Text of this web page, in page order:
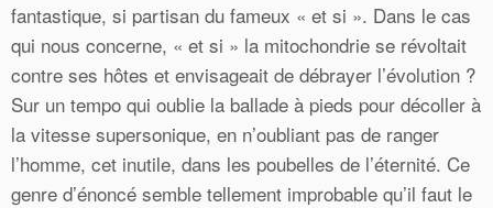
fantastique, si partisan du fameux « et si ». Dans le cas
qui nous concerne, « et si » la mitochondrie se révoltait
contre ses hôtes et envisageait de débrayer l’évolution ?
Sur un tempo qui oublie la ballade à pieds pour décoller à
la vitesse supersonique, en n’oubliant pas de ranger
l’homme, cet inutile, dans les poubelles de l’éternité. Ce
genre d’énoncé semble tellement improbable qu’il faut le